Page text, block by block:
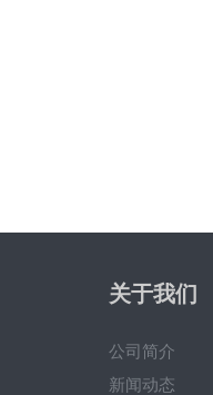
关于我们
公司简介
新闻动态